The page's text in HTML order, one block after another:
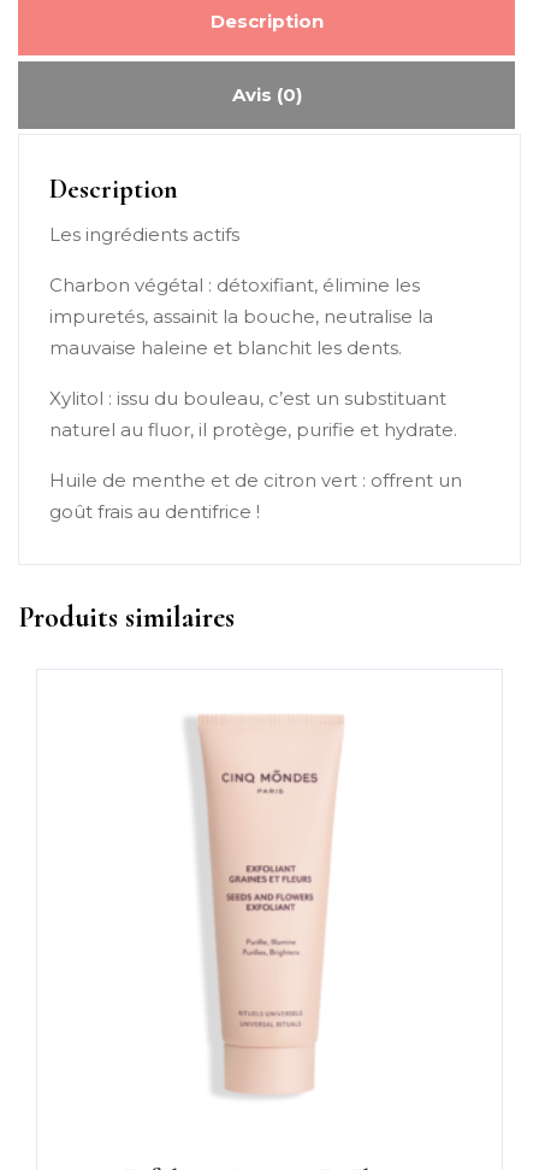
Description
Avis (0)
Description
Les ingrédients actifs
Charbon végétal : détoxifiant, élimine les
impuretés, assainit la bouche, neutralise la
mauvaise haleine et blanchit les dents.
Xylitol : issu du bouleau, c’est un substituant
naturel au fluor, il protège, purifie et hydrate.
Huile de menthe et de citron vert : offrent un
goût frais au dentifrice !
Produits similaires